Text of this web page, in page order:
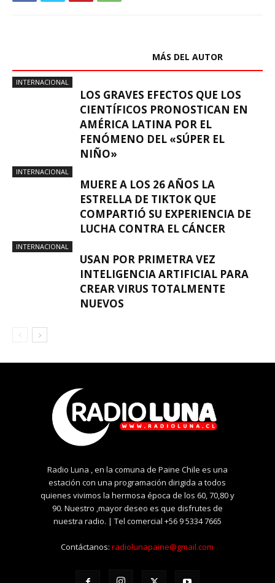
MÁS DEL AUTOR
INTERNACIONAL
LOS GRAVES EFECTOS QUE LOS
CIENTÍFICOS PRONOSTICAN EN
AMÉRICA LATINA POR EL
FENÓMENO DEL «SÚPER EL
NIÑO»
INTERNACIONAL
MUERE A LOS 26 AÑOS LA
ESTRELLA DE TIKTOK QUE
COMPARTIÓ SU EXPERIENCIA DE
LUCHA CONTRA EL CÁNCER
INTERNACIONAL
USAN POR PRIMETRA VEZ
INTELIGENCIA ARTIFICIAL PARA
CREAR VIRUS TOTALMENTE
NUEVOS
Radio Luna , en la comuna de Paine Chile es una
estación con una programación dirigida a todos
quienes vivimos la hermosa época de los 60, 70,80 y
90. Nuestro ,mayor deseo es que disfrutes de
nuestra radio. | Tel comercial +56 9 5334 7665
Contáctanos:radiolunapaine@gmail.com